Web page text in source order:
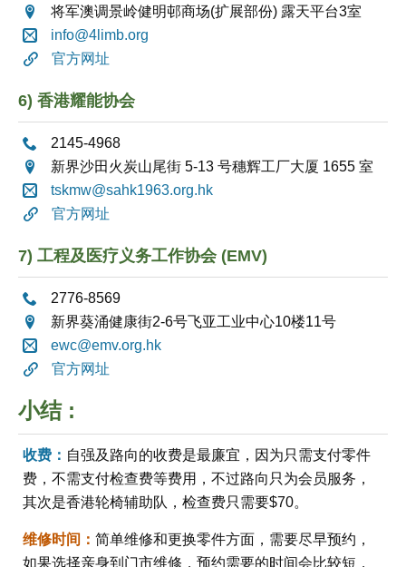
将军澳调景岭健明邨商场(扩展部份) 露天平台3室
info@4limb.org
官方网址
6) 香港耀能协会
2145-4968
新界沙田火炭山尾街 5-13 号穗辉工厂大厦 1655 室
tskmw@sahk1963.org.hk
官方网址
7) 工程及医疗义务工作协会 (EMV)
2776-8569
新界葵涌健康街2-6号飞亚工业中心10楼11号
ewc@emv.org.hk
官方网址
小结 :
收费： 自强及路向的收费是最廉宜，因为只需支付零件
费，不需支付检查费等费用，不过路向只为会员服务，
其次是香港轮椅辅助队，检查费只需要$70。
维修时间： 简单维修和更换零件方面，需要尽早预约，
如果选择亲身到门市维修，预约需要的时间会比较短，